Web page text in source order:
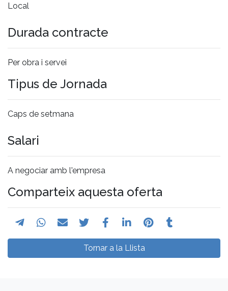
Local
Durada contracte
Per obra i servei
Tipus de Jornada
Caps de setmana
Salari
A negociar amb l'empresa
Comparteix aquesta oferta
Tornar a la Llista